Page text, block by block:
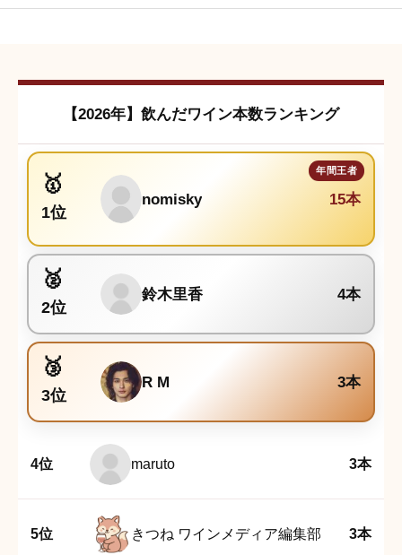
【2026年】飲んだワイン本数ランキング
1位
nomisky 15本
2位
鈴木里香 4本
3位
R M 3本
4位 maruto 3本
5位 きつね ワインメディア編集部 3本